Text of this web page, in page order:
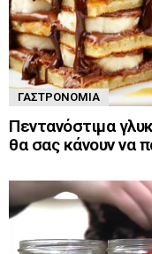
ΓΑΣΤΡΟΝΟΜΊΑ
Πεντανόστιμα
θα σας κάνουν να